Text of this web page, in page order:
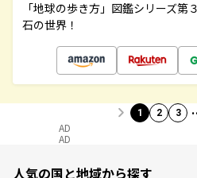
「地球の歩き方」図鑑シリーズ
石の世界！
1 2 3
AD
AD
人気の国と地域から探す